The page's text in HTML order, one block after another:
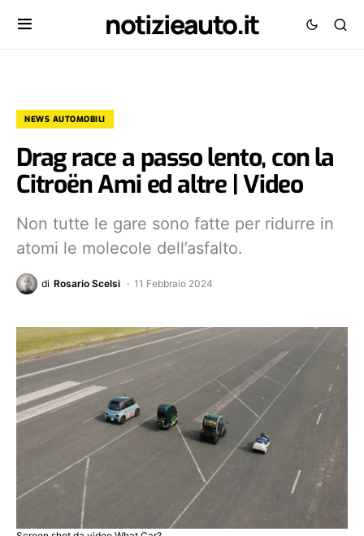
notizieauto.it
NEWS AUTOMOBILI
Drag race a passo lento, con la
Citroën Ami ed altre | Video
Non tutte le gare sono fatte per ridurre in
atomi le molecole dell’asfalto.
di Rosario Scelsi 11 Febbraio 2024